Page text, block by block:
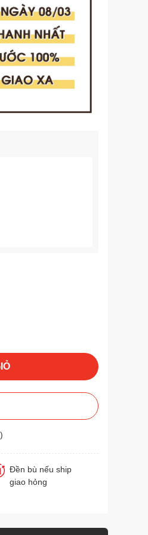
Đền bù nếu ship
giao hỏng